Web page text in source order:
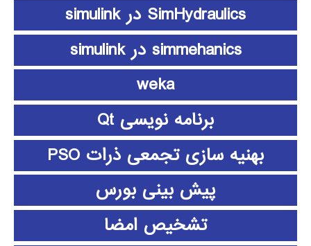
SimHydraulics در simulink
simmehanics در simulink
weka
برنامه نویسی Qt
بهنیه سازی تجمعی ذرات PSO
پیش بینی بورس
تشخیص امضا